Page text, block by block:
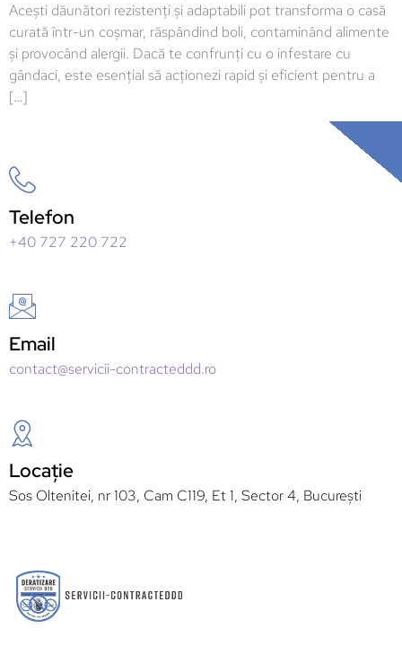
Acești dăunători rezistenți și adaptabili pot transforma o casă
curată într-un coșmar, răspândind boli, contaminând alimente
și provocând alergii. Dacă te confrunți cu o infestare cu
gândaci, este esențial să acționezi rapid și eficient pentru a
[…]
Telefon
+40 727 220 722
Email
contact@servicii-contracteddd.ro
Locație
Sos Oltenitei, nr 103, Cam C119, Et 1, Sector 4, București